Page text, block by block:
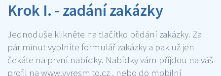
Krok I. - zadání zakázky
Jednoduše klikněte na tlačítko přidání zakázky. Za
pár minut vyplníte formulář zakázky a pak už jen
čekáte na první nabídky. Nabídky vám příjdou na váš
profil na www.vyresmito.cz , nebo do mobilní